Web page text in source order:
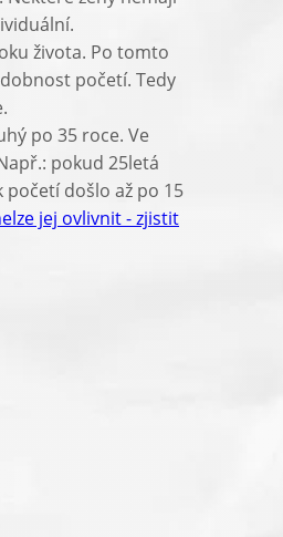
života. Po tomto
početí. Tedy
po 35 roce. Ve
pokud 25letá
početí došlo až po 15
jej ovlivnit - zjistit